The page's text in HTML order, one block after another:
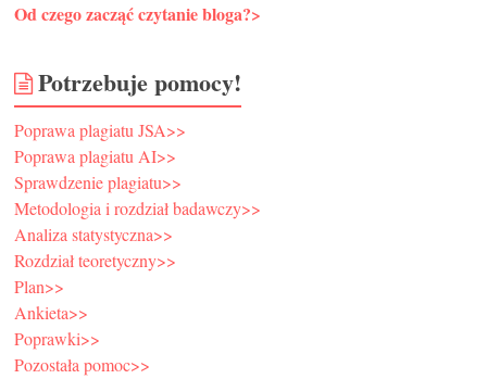
Od czego zacząć czytanie bloga?>
Potrzebuje pomocy!
Poprawa plagiatu JSA>>
Poprawa plagiatu AI>>
Sprawdzenie plagiatu>>
Metodologia i rozdział badawczy>>
Analiza statystyczna>>
Rozdział teoretyczny>>
Plan>>
Ankieta>>
Poprawki>>
Pozostała pomoc>>